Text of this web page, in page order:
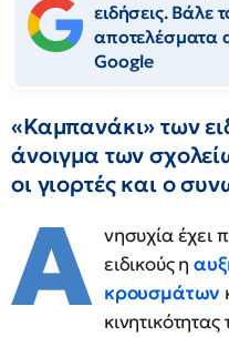
ειδήσεις. Βάλε
αποτελέσματα
Google
«Καμπανάκι» των
άνοιγμα των
οι γιορτές και ο
Α νησυχία έχει
ειδικούς η
κρουσμάτων